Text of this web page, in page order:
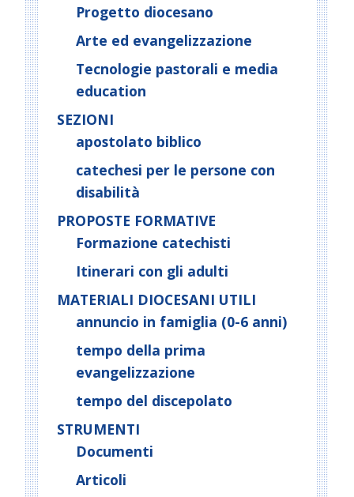
Progetto diocesano
Arte ed evangelizzazione
Tecnologie pastorali e media
education
SEZIONI
apostolato biblico
catechesi per le persone con
disabilità
PROPOSTE FORMATIVE
Formazione catechisti
Itinerari con gli adulti
MATERIALI DIOCESANI UTILI
annuncio in famiglia (0-6 anni)
tempo della prima
evangelizzazione
tempo del discepolato
STRUMENTI
Documenti
Articoli